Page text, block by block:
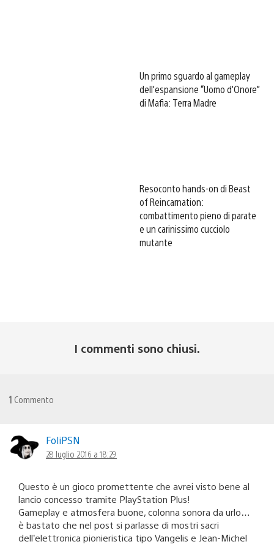
Un primo sguardo al gameplay
dell’espansione “Uomo d’Onore”
di Mafia: Terra Madre
Resoconto hands-on di Beast
of Reincarnation:
combattimento pieno di parate
e un carinissimo cucciolo
mutante
I commenti sono chiusi.
1 Commento
FoliPSN
28 luglio 2016 a 18:29
Questo è un gioco promettente che avrei visto bene al
lancio concesso tramite PlayStation Plus!
Gameplay e atmosfera buone, colonna sonora da urlo…
è bastato che nel post si parlasse di mostri sacri
dell’elettronica pionieristica tipo Vangelis e Jean-Michel